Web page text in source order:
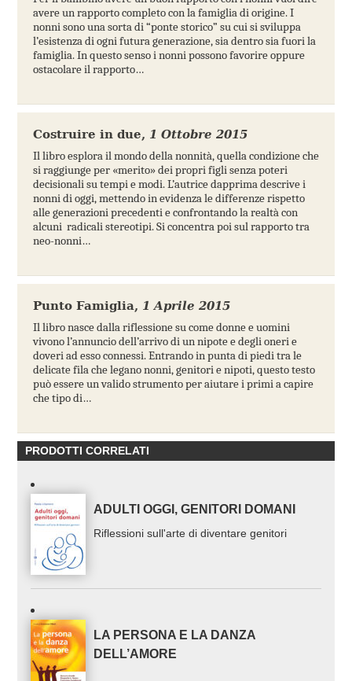
avere un rapporto completo con la famiglia di origine. I
nonni sono una sorta di “ponte storico” su cui si sviluppa
l’esistenza di ogni futura generazione, sia dentro sia fuori la
famiglia. In questo senso i nonni possono favorire oppure
ostacolare il rapporto…
Costruire in due, 1 Ottobre 2015
Il libro esplora il mondo della nonnità, quella condizione che
si raggiunge per «merito» dei propri figli senza poteri
decisionali su tempi e modi. L’autrice dapprima descrive i
nonni di oggi, mettendo in evidenza le differenze rispetto
alle generazioni precedenti e confrontando la realtà con
alcuni radicali stereotipi. Si concentra poi sul rapporto tra
neo-nonni…
Punto Famiglia, 1 Aprile 2015
Il libro nasce dalla riflessione su come donne e uomini
vivono l’annuncio dell’arrivo di un nipote e degli oneri e
doveri ad esso connessi. Entrando in punta di piedi tra le
delicate fila che legano nonni, genitori e nipoti, questo testo
può essere un valido strumento per aiutare i primi a capire
che tipo di…
PRODOTTI CORRELATI
ADULTI OGGI, GENITORI DOMANI
Riflessioni sull'arte di diventare genitori
LA PERSONA E LA DANZA
DELL’AMORE